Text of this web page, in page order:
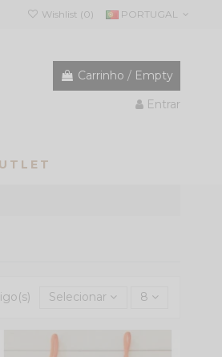
Wishlist (0) PORTUGAL
Carrinho / Empty
Entrar
Selecionar 8